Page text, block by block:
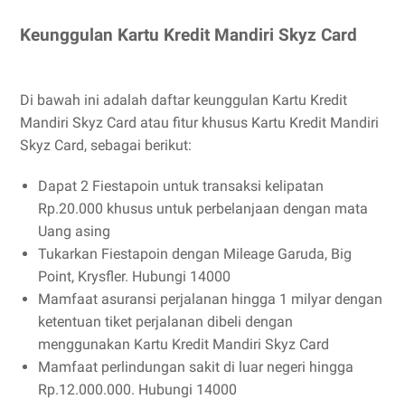
Keunggulan Kartu Kredit Mandiri Skyz Card
Di bawah ini adalah daftar keunggulan Kartu Kredit
Mandiri Skyz Card atau fitur khusus Kartu Kredit Mandiri
Skyz Card, sebagai berikut:
Dapat 2 Fiestapoin untuk transaksi kelipatan
Rp.20.000 khusus untuk perbelanjaan dengan mata
Uang asing
Tukarkan Fiestapoin dengan Mileage Garuda, Big
Point, Krysfler. Hubungi 14000
Mamfaat asuransi perjalanan hingga 1 milyar dengan
ketentuan tiket perjalanan dibeli dengan
menggunakan Kartu Kredit Mandiri Skyz Card
Mamfaat perlindungan sakit di luar negeri hingga
Rp.12.000.000. Hubungi 14000